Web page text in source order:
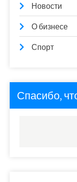
Новости
О бизнесе
Спорт
Спасибо,